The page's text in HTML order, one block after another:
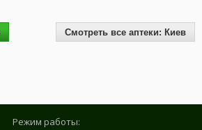
Смотреть все аптеки: Киев
Режим работы: